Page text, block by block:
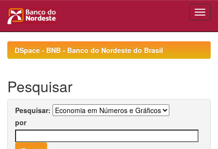
navigationDSpace - BNB - Banco do Nordeste do Brasil
Pesquisar
Pesquisar:
por